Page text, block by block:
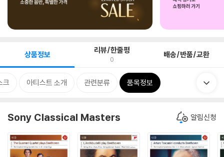
상품정보 리뷰/한줄평
0 배송/반품/교환
크 아티스트 소개 관련분류 품목정보
Sony Classical Masters 알림신청